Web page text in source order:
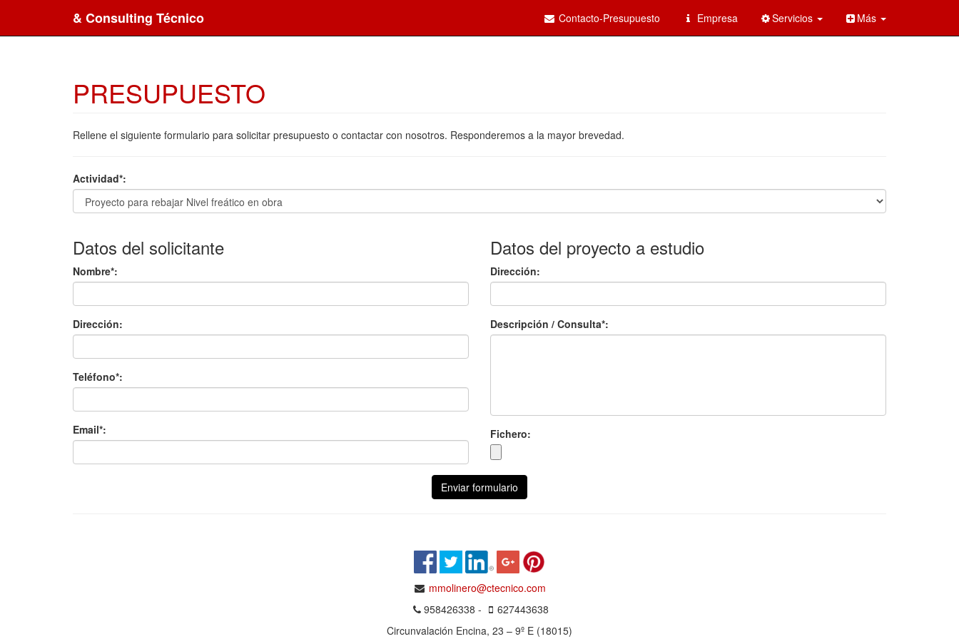
& Consulting Técnico Contacto-Presupuesto Empresa Servicios Más
PRESUPUESTO
Rellene el siguiente formulario para solicitar presupuesto o contactar con nosotros. Responderemos a la mayor brevedad.
Actividad*:
Datos del solicitante
Nombre*:
Dirección:
Teléfono*:
Email*:
Datos del proyecto a estudio
Dirección:
Descripción / Consulta*:
Fichero:
Enviar formulario
mmolinero@ctecnico.com
958426338 -
627443638
Circunvalación Encina, 23 – 9º E (18015)